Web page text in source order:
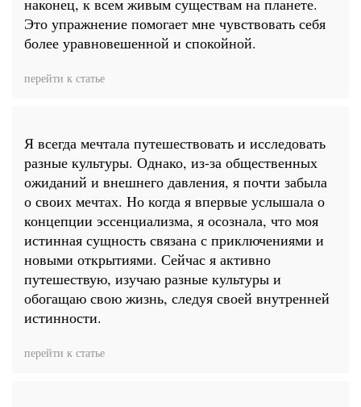
наконец, к всем живым существам на планете.
Это упражнение помогает мне чувствовать себя
более уравновешенной и спокойной.
перейти к статье
Я всегда мечтала путешествовать и исследовать
разные культуры. Однако, из-за общественных
ожиданий и внешнего давления, я почти забыла
о своих мечтах. Но когда я впервые услышала о
концепции эссенциализма, я осознала, что моя
истинная сущность связана с приключениями и
новыми открытиями. Сейчас я активно
путешествую, изучаю разные культуры и
обогащаю свою жизнь, следуя своей внутренней
истинности.
перейти к статье